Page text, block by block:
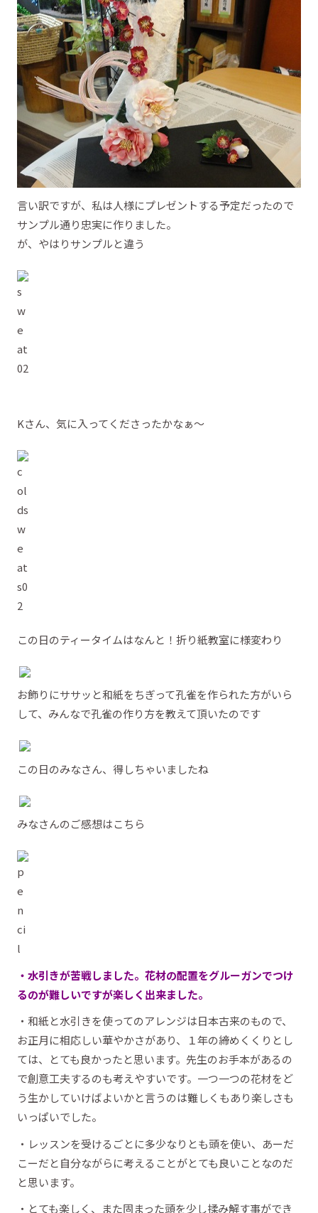
言い訳ですが、私は人様にプレゼントする予定だったので
サンプル通り忠実に作りました。
が、やはりサンプルと違う
Kさん、気に入ってくださったかなぁ～
この日のティータイムはなんと！折り紙教室に様変わり
お飾りにササッと和紙をちぎって孔雀を作られた方がいら
して、みんなで孔雀の作り方を教えて頂いたのです
この日のみなさん、得しちゃいましたね
みなさんのご感想はこちら
・水引きが苦戦しました。花材の配置をグルーガンでつけ
るのが難しいですが楽しく出来ました。
・和紙と水引きを使ってのアレンジは日本古来のもので、
お正月に相応しい華やかさがあり、１年の締めくくりとし
ては、とても良かったと思います。先生のお手本があるの
で創意工夫するのも考えやすいです。一つ一つの花材をど
う生かしていけばよいかと言うのは難しくもあり楽しさも
いっぱいでした。
・レッスンを受けるごとに多少なりとも頭を使い、あーだ
こーだと自分ながらに考えることがとても良いことなのだ
と思います。
・とても楽しく、また固まった頭を少し揉み解す事ができ